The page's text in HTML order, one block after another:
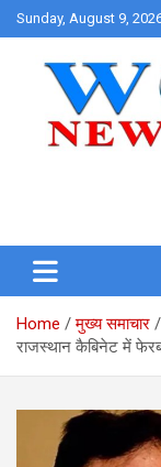
Skip
to
Sunday, August 9,
Home
मुख्य समाचार
राजस्थान कैबिनेट में